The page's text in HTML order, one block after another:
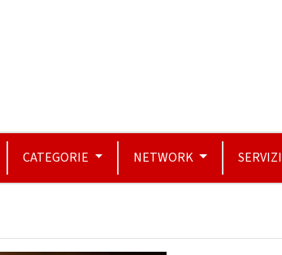
CATEGORIE NETWORK SERVIZI